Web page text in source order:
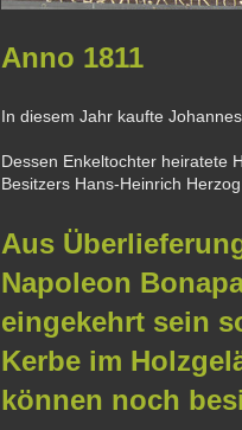
Anno 1811
In diesem Jahr kaufte
Dessen Enkeltochter heiratete
Besitzers Hans-Heinrich
Aus
Napoleon
eingekehrt sein
Kerbe im
können noch